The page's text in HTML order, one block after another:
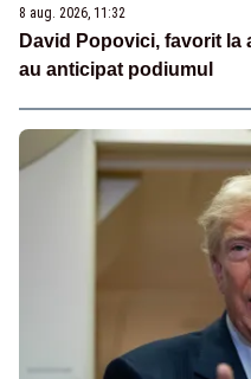
8 aug. 2026, 11:32
David Popovici, favorit la
au anticipat podiumul